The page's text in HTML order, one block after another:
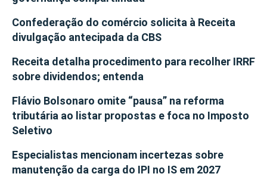
Confederação do comércio solicita à Receita
divulgação antecipada da CBS
Receita detalha procedimento para recolher IRRF
sobre dividendos; entenda
Flávio Bolsonaro omite “pausa” na reforma
tributária ao listar propostas e foca no Imposto
Seletivo
Especialistas mencionam incertezas sobre
manutenção da carga do IPI no IS em 2027